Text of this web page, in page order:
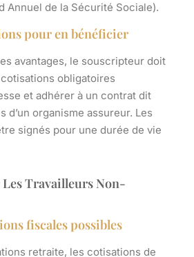
Annuel de la Sécurité Sociale).
pour en bénéficier
avantages, le souscripteur doit
obligatoires
et adhérer à un contrat dit
d’un organisme assureur. Les
signés pour une durée de vie
Les Travailleurs Non-
fiscales possibles
retraite, les cotisations de